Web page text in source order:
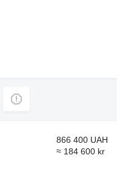
866 400 UAH
≈ 184 600 kr